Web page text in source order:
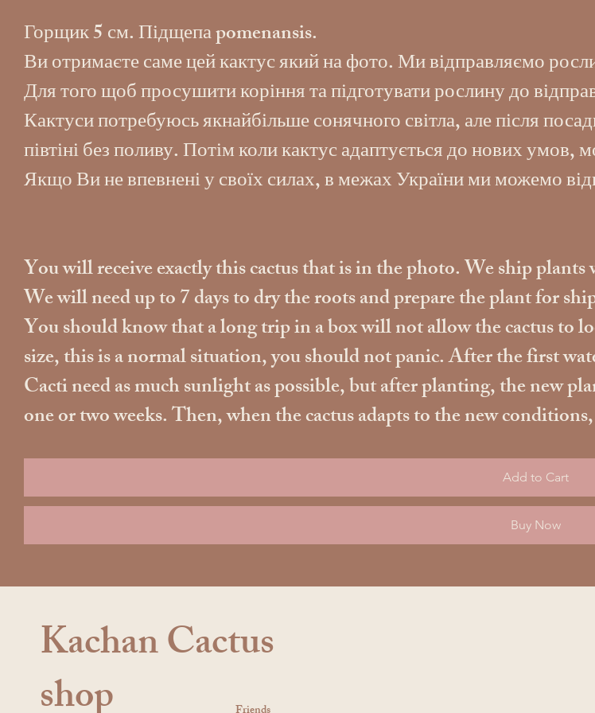
Горщик 5 см. Підщепа pomenansis.
Ви отримаєте саме цей кактус який на фото. Ми відправляємо
Для того щоб просушити коріння та підготувати рослину до
Кактуси потребуюсь якнайбільше сонячного світла, але після
півтіні без поливу. Потім коли кактус адаптується до нових умов,
Якщо Ви не впевнені у своїх силах, в межах України ми можемо
You will receive exactly this cactus that is in the photo. We ship
We will need up to 7 days to dry the roots and prepare the plant for
You should know that a long trip in a box will not allow the cactus to
size, this is a normal situation, you should not panic. After the first
Cacti need as much sunlight as possible, but after planting, the new
one or two weeks. Then, when the cactus adapts to the new
Add to Cart
Buy Now
Kachan Cactus